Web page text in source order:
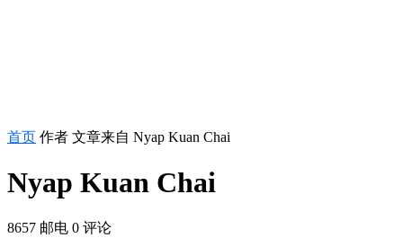
首页 作者 文章来自 Nyap Kuan Chai
Nyap Kuan Chai
8657 邮电 0 评论